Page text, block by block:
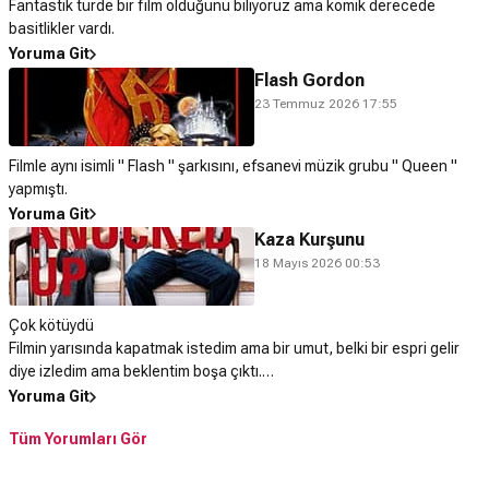
Fantastik türde bir film olduğunu biliyoruz ama komik derecede
basitlikler vardı.
Yoruma Git
Flash Gordon
23 Temmuz 2026 17:55
Filmle aynı isimli " Flash " şarkısını, efsanevi müzik grubu " Queen "
yapmıştı.
Yoruma Git
Kaza Kurşunu
18 Mayıs 2026 00:53
Çok kötüydü
Filmin yarısında kapatmak istedim ama bir umut, belki bir espri gelir
diye izledim ama beklentim boşa çıktı.
Komedi filmi değil, aile filmi değil , Romantizm yok.
2 saat 10 dakikalık zaman kaybı.
Yoruma Git
Tüm Yorumları Gör